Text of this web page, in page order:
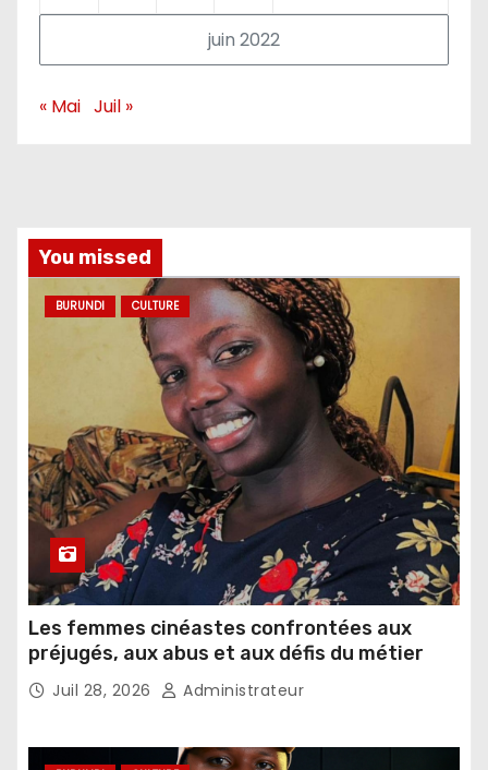
juin 2022
« Mai Juil »
You missed
BURUNDI CULTURE
Les femmes cinéastes confrontées aux
préjugés, aux abus et aux défis du métier
Juil 28, 2026 Administrateur